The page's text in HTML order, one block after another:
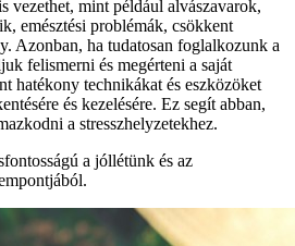
vezethet, mint például alvászavarok,
emésztési problémák, csökkent
Azonban, ha tudatosan foglalkozunk a
felismerni és megérteni a saját
hatékony technikákat és eszközöket
és kezelésére. Ez segít abban,
a stresszhelyzetekhez.
a jóllétünk és az